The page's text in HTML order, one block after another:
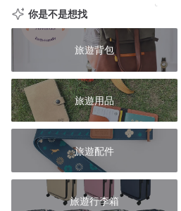
你是不是想找
旅遊背包
旅遊用品
旅遊配件
旅遊行李箱